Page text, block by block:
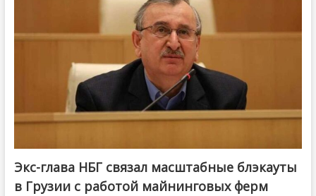
Экс-глава НБГ связал масштабные блэкауты
в Грузии с работой майнинговых ферм